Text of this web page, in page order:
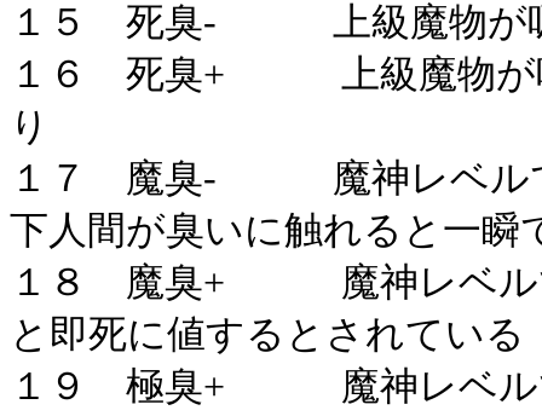
１５ 死臭- 上級魔物が吸
１６ 死臭+ 上級魔物が吸
り
１７ 魔臭- 魔神レベルで
下人間が臭いに触れると一瞬
１８ 魔臭+ 魔神レベルで
と即死に値するとされている
１９ 極臭+ 魔神レベルで